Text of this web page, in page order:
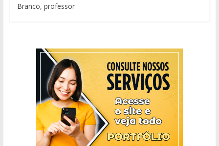
Branco, professor